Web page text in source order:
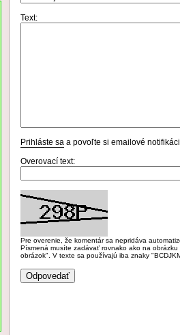
Text:
Prihláste sa a povoľte si emailové
Overovací text:
Pre overenie, že komentár sa nepridáva
Písmená musíte zadávať rovnako ako na
obrázok". V texte sa používajú iba znaky